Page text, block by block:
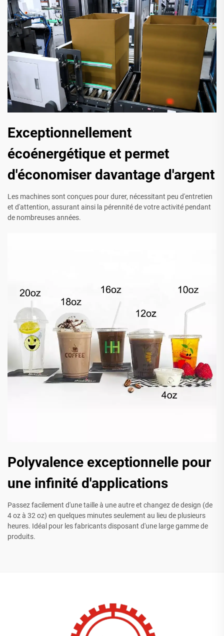
Exceptionnellement
écoénergétique et permet
d'économiser davantage d'argent
Les machines sont conçues pour durer, nécessitant peu d'entretien
et d'attention, assurant ainsi la pérennité de votre activité pendant
de nombreuses années.
Polyvalence exceptionnelle pour
une infinité d'applications
Passez facilement d'une taille à une autre et changez de design (de
4 oz à 32 oz) en quelques minutes seulement au lieu de plusieurs
heures. Idéal pour les fabricants disposant d'une large gamme de
produits.